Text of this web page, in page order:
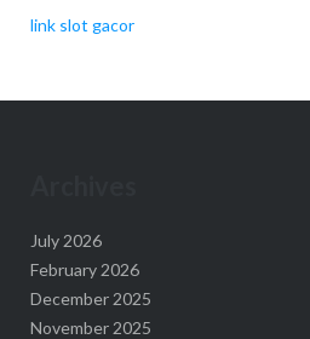
link slot gacor
July 2026
February 2026
December 2025
November 2025